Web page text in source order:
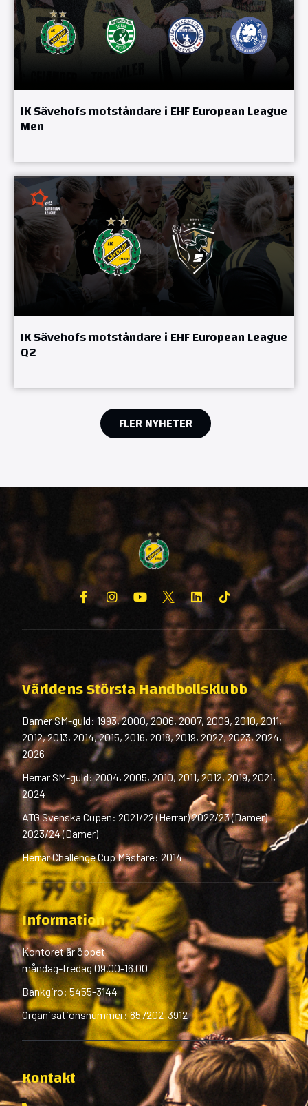
IK Sävehofs motståndare i EHF European League
Men
IK Sävehofs motståndare i EHF European League
Q2
FLER NYHETER
Världens Största Handbollsklubb
Damer SM-guld: 1993, 2000, 2006, 2007, 2009, 2010, 2011,
2012, 2013, 2014, 2015, 2016, 2018, 2019, 2022, 2023, 2024,
2026
Herrar SM-guld: 2004, 2005, 2010, 2011, 2012, 2019, 2021,
2024
ATG Svenska Cupen: 2021/22 (Herrar) 2022/23 (Damer)
2023/24 (Damer)
Herrar Challenge Cup Mästare: 2014
Information
Kontoret är öppet
måndag-fredag 09.00-16.00
Bankgiro: 5455-3144
Organisationsnummer: 857202-3912
Kontakt